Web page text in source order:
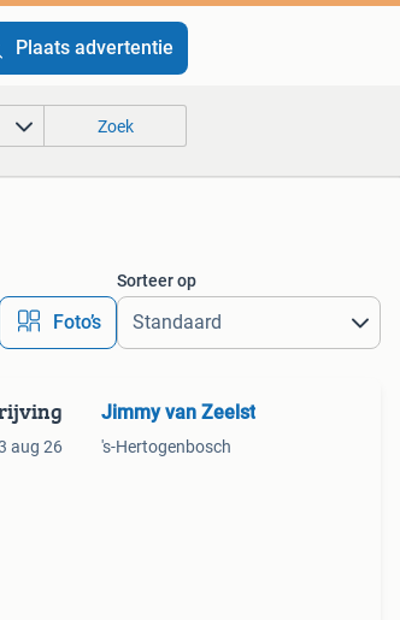
Plaats advertentie
Zoek
Foto’s
Sorteer op
aug 26
Jimmy van Zeelst
's-Hertogenbosch